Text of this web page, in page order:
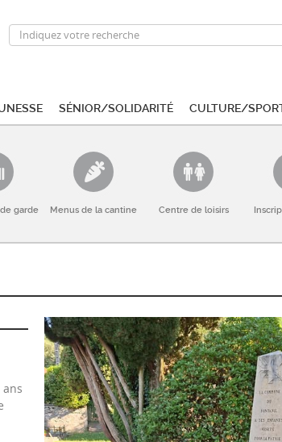
Sénior/Solidarité Culture/
garde Menus de la cantine Centre de loisirs